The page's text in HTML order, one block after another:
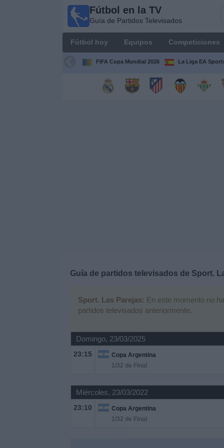
Fútbol en la TV
Guía de Partidos Televisados
Fútbol hoy Equipos Competiciones
FIFA Copa Mundial 2026 La Liga EA
Guía de partidos televisados de Sport.
Sport. Las Parejas: En este momento no
partidos televisados anteriormente.
Domingo, 23/03/2025
23:15
Copa Argentina
1/32 de Final
Miércoles, 23/03/2022
23:10
Copa Argentina
1/32 de Final